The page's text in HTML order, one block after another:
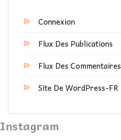
Connexion
Flux Des Publications
Flux Des Commentaires
Site De WordPress-FR
Instagram